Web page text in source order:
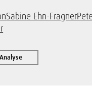
Sabine Ehn-Fragner